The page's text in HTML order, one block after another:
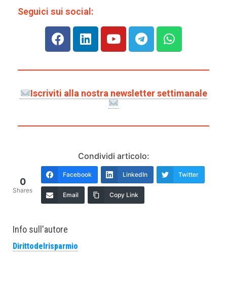
Seguici sui social:
Iscriviti alla nostra newsletter settimanale
Condividi articolo:
0
Shares
Facebook LinkedIn Twitter
Email Copy Link
Info sull'autore
Dirittodelrisparmio